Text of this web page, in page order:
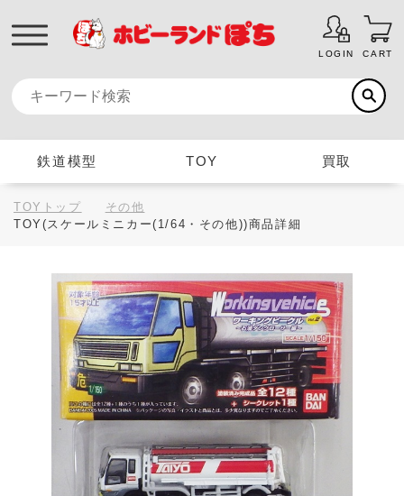
LOGIN CART
鉄道模型 TOY 買取
TOYトップ
その他
TOY(スケールミニカー(1/64・その他))商品詳細